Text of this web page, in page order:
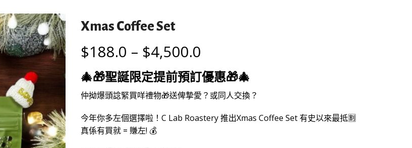
Xmas Coffee Set
$188.0 – $4,500.0
🎄🎁聖誕限定提前預訂優惠🎁🎄
仲拗爆頭諗緊買咩禮物🎁送俾摯愛？或同人交換？
今年你多左個選擇啦！C Lab Roastery 推出Xmas Coffee Set 有史以來最抵🈹
真係有買就 = 賺左! 💰